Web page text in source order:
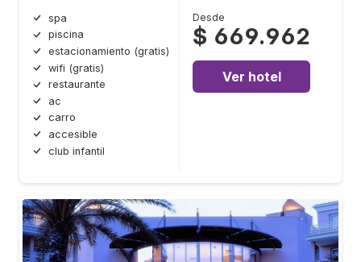
spa
piscina
estacionamiento (gratis)
wifi (gratis)
restaurante
ac
carro
accesible
club infantil
Desde
$ 669.962
Ver hotel